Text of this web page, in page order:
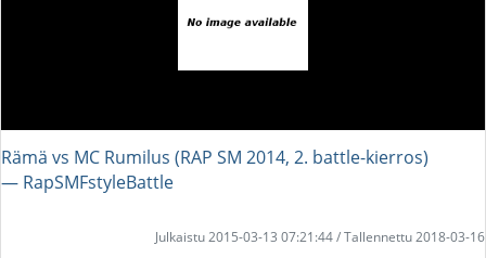
Rämä vs MC Rumilus (RAP SM 2014, 2. battle-kierros)
― RapSMFstyleBattle
Julkaistu 2015-03-13 07:21:44 / Tallennettu 2018-03-16